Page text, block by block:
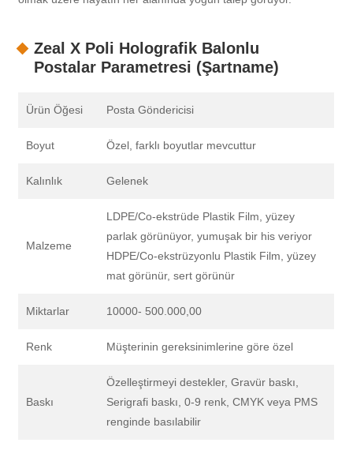
Zeal X Poli Holografik Balonlu
Postalar Parametresi (Şartname)
Ürün Öğesi Posta Göndericisi
Boyut Özel, farklı boyutlar mevcuttur
Kalınlık Gelenek
Malzeme
LDPE/Co-ekstrüde Plastik Film, yüzey
parlak görünüyor, yumuşak bir his veriyor
HDPE/Co-ekstrüzyonlu Plastik Film, yüzey
mat görünür, sert görünür
Miktarlar 10000- 500.000,00
Renk Müşterinin gereksinimlerine göre özel
Baskı
Özelleştirmeyi destekler, Gravür baskı,
Serigrafi baskı, 0-9 renk, CMYK veya PMS
renginde basılabilir